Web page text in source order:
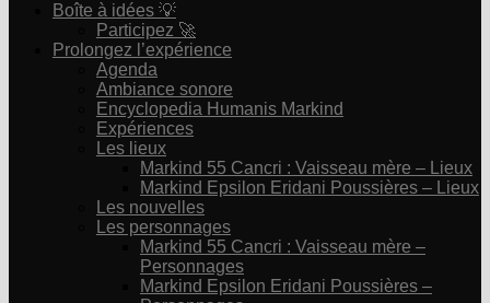
Boîte à idées 💡
Participez 🚀
Prolongez l’expérience
Agenda
Ambiance sonore
Encyclopedia Humanis Markind
Expériences
Les lieux
Markind 55 Cancri : Vaisseau mère – Lieux
Markind Epsilon Eridani Poussières – Lieux
Les nouvelles
Les personnages
Markind 55 Cancri : Vaisseau mère –
Personnages
Markind Epsilon Eridani Poussières –